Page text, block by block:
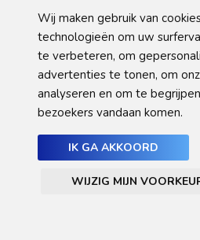
Wij maken gebruik van
technologieën om uw
te verbeteren, om
advertenties te tonen, om
analyseren en om te
bezoekers vandaan komen.
IK GA AKKOORD
WIJZIG MIJN